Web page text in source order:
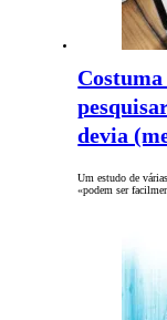
devia
Um estudo de
«podem ser